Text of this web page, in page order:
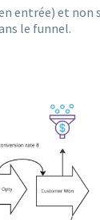
entrée) et non
le funnel.